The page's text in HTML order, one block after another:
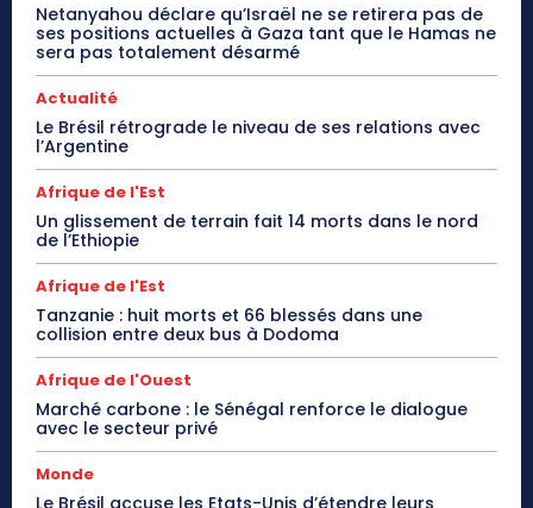
Netanyahou déclare qu’Israël ne se retirera pas de
ses positions actuelles à Gaza tant que le Hamas ne
sera pas totalement désarmé
Actualité
Le Brésil rétrograde le niveau de ses relations avec
l’Argentine
Afrique de l'Est
Un glissement de terrain fait 14 morts dans le nord
de l’Ethiopie
Afrique de l'Est
Tanzanie : huit morts et 66 blessés dans une
collision entre deux bus à Dodoma
Afrique de l'Ouest
Marché carbone : le Sénégal renforce le dialogue
avec le secteur privé
Monde
Le Brésil accuse les Etats-Unis d’étendre leurs